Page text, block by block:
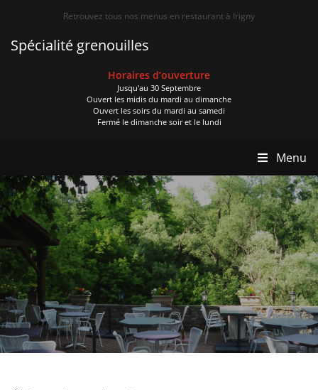
Retrouvez tous nos menus en restaurant à Irigny
Spécialité grenouilles
Horaires d’ouverture
Jusqu'au 30 Septembre
Ouvert les midis du mardi au dimanche
Ouvert les soirs du mardi au samedi
Fermé le dimanche soir et le lundi
Menu